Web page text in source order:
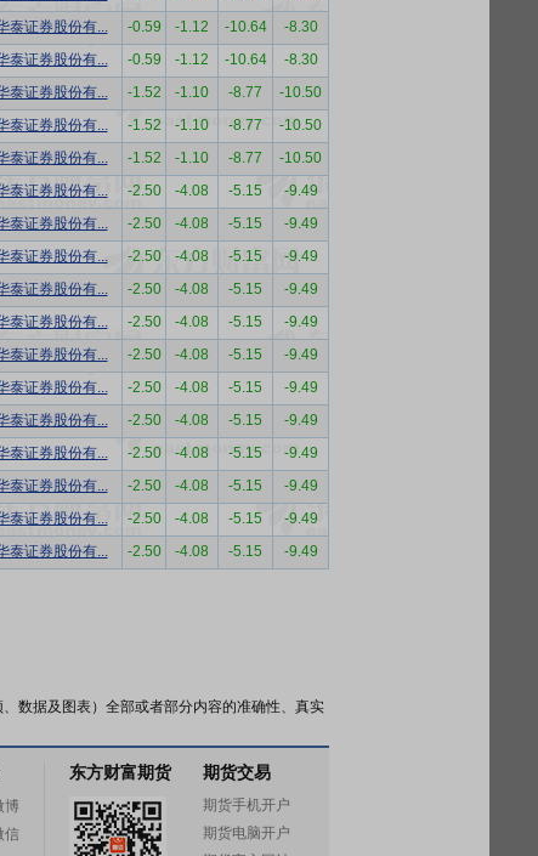
泰证券股份有... -0.59 -1.12 -10.64
-8.30
泰证券股份有... -0.59 -1.12 -10.64
-8.30
泰证券股份有... -1.52 -1.10 -8.77
-10.50
泰证券股份有... -1.52 -1.10 -8.77
-10.50
泰证券股份有... -1.52 -1.10 -8.77
-10.50
泰证券股份有... -2.50 -4.08 -5.15
-9.49
泰证券股份有... -2.50 -4.08 -5.15
-9.49
泰证券股份有... -2.50 -4.08 -5.15
-9.49
泰证券股份有... -2.50 -4.08 -5.15
-9.49
泰证券股份有... -2.50 -4.08 -5.15
-9.49
泰证券股份有... -2.50 -4.08 -5.15
-9.49
泰证券股份有... -2.50 -4.08 -5.15
-9.49
泰证券股份有... -2.50 -4.08 -5.15
-9.49
泰证券股份有... -2.50 -4.08 -5.15
-9.49
泰证券股份有... -2.50 -4.08 -5.15
-9.49
泰证券股份有... -2.50 -4.08 -5.15
-9.49
泰证券股份有... -2.50 -4.08 -5.15 -9.49
数据及图表）全部或者部分内容的准确性、真实
博
信
东方财富期货 期货交易
期货手机开户
期货电脑开户